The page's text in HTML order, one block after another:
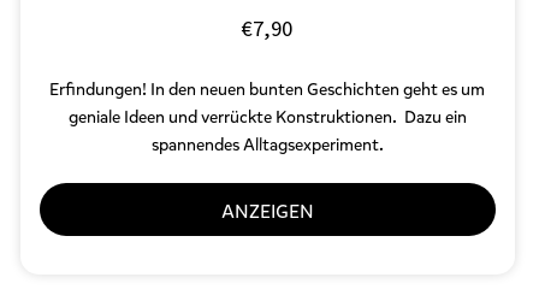
€7,90
Erfindungen! In den neuen bunten Geschichten geht es um
geniale Ideen und verrückte Konstruktionen. Dazu ein
spannendes Alltagsexperiment.
ANZEIGEN